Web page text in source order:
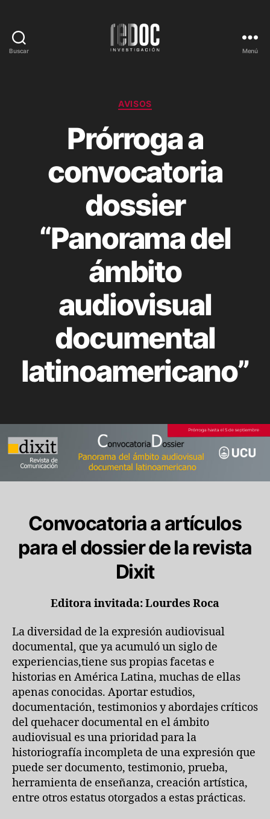
Buscar Menú
Categorías
AVISOS
Prórroga a
convocatoria
dossier
“Panorama del
ámbito
audiovisual
documental
latinoamericano”
Convocatoria a artículos
para el dossierde la revista
Dixit
Editora invitada: Lourdes Roca
La diversidad de la expresión audiovisual
documental, que ya acumuló un siglo de
experiencias,tiene sus propias facetas e
historias en América Latina, muchas de ellas
apenas conocidas. Aportar estudios,
documentación, testimonios y abordajes críticos
del quehacer documental en el ámbito
audiovisual es una prioridad para la
historiografía incompleta de una expresión que
puede ser documento, testimonio, prueba,
herramienta de enseñanza, creación artística,
entre otros estatus otorgados a estas prácticas.